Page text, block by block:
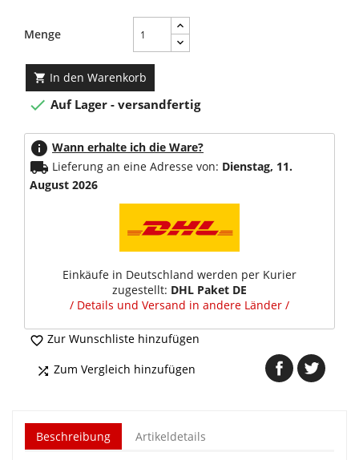
Menge
 In den Warenkorb
 Auf Lager - versandfertig
info Wann erhalte ich die Ware?
local_shipping Lieferung an eine Adresse von: Dienstag, 11.
August 2026
Einkäufe in Deutschland werden per Kurier
zugestellt: DHL Paket DE
/ Details und Versand in andere Länder /
 Zur Wunschliste hinzufügen
 Zum Vergleich hinzufügen
Beschreibung Artikeldetails